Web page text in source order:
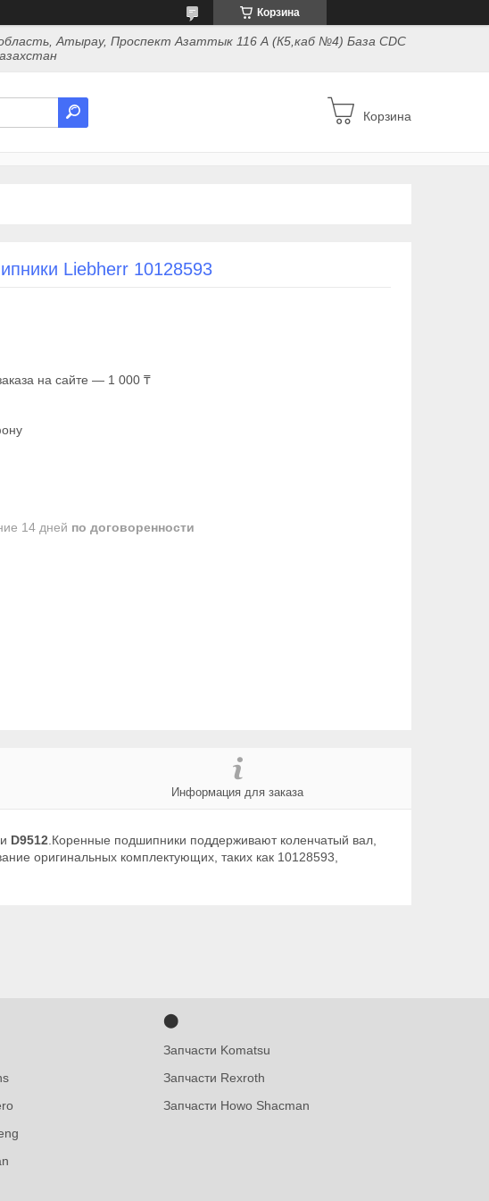
Корзина
Атырау, Проспект Азаттык 116 А (К5,каб №4) База CDC
Корзина
Liebherr 10128593
на сайте — 1 000 ₸
14 дней по договоренности
Информация для заказа
и D9512 .Коренные подшипники поддерживают коленчатый вал,
оригинальных комплектующих, таких как 10128593,
⬤
Запчасти Komatsu
Запчасти Rexroth
Запчасти Howo Shacman